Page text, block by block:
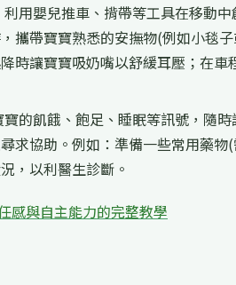
利用嬰兒推車、揹帶等工具在移動
攜帶寶寶熟悉的安撫物(例如小毯
時讓寶寶吸奶嘴以舒緩耳壓；在車
的飢餓、飽足、睡眠等訊號，隨
求協助。例如：準備一些常用藥
，以利醫生診斷。
感與自主能力的完整教學